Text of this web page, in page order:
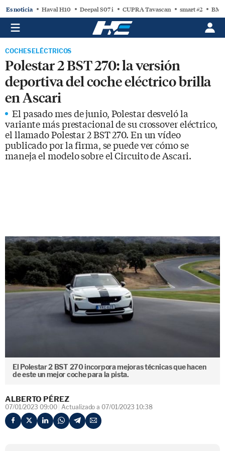
Es noticia Haval H10 Deepal S07 i CUPRA Tavascan smart #2
COCHES ELÉCTRICOS
Polestar 2 BST 270: la versión
deportiva del coche eléctrico brilla
en Ascari
El pasado mes de junio, Polestar desveló la
variante más prestacional de su crossover eléctrico,
el llamado Polestar 2 BST 270. En un vídeo
publicado por la firma, se puede ver cómo se
maneja el modelo sobre el Circuito de Ascari.
El Polestar 2 BST 270 incorpora mejoras técnicas que hacen
de este un mejor coche para la pista.
ALBERTO PÉREZ
07/01/2023 09:00 Actualizado a 07/01/2023 10:38